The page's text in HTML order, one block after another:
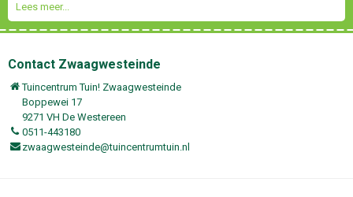
Lees meer...
Contact Zwaagwesteinde
Tuincentrum Tuin! Zwaagwesteinde
Boppewei 17
9271 VH De Westereen
0511-443180
zwaagwesteinde@tuincentrumtuin.nl